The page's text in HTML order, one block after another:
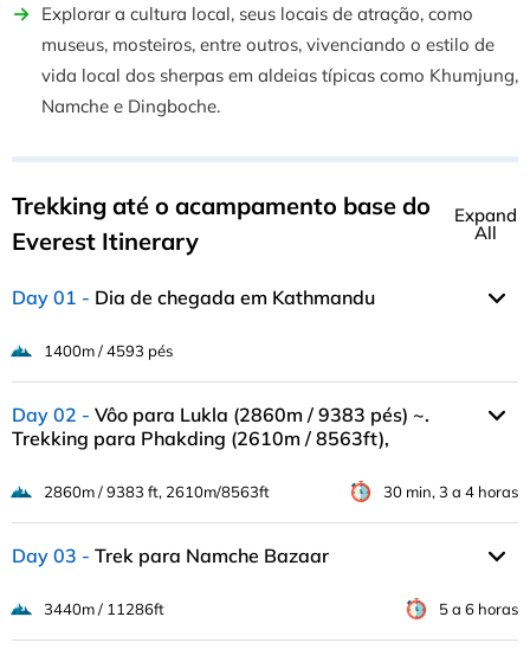
Explorar a cultura local, seus locais de atração, como
museus, mosteiros, entre outros, vivenciando o estilo de
vida local dos sherpas em aldeias típicas como Khumjung,
Namche e Dingboche.
Trekking até o acampamento base do
Everest Itinerary
Expand
All
Day 01 Dia de chegada em Kathmandu
1400m / 4593 pés
Day 02
Vôo para Lukla (2860m / 9383 pés) ~.
Trekking para Phakding (2610m / 8563ft),
2860m / 9383 ft, 2610m/8563ft 30 min, 3 a 4 horas
Day 03 Trek para Namche Bazaar
3440m / 11286ft 5 a 6 horas